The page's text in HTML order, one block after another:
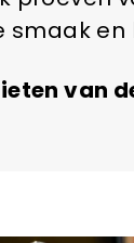
smaak en
van